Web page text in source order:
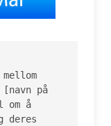
på
om å
deres